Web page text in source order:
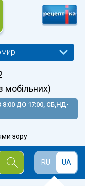
мобільних)
ДО 17:00, СБ,НД-
зору
RU UA